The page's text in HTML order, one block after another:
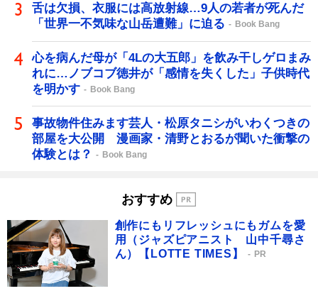
舌は欠損、衣服には高放射線…9人の若者が死んだ
「世界一不気味な山岳遭難」に迫る
Book Bang
心を病んだ母が「4Lの大五郎」を飲み干しゲロまみ
れに…ノブコブ徳井が「感情を失くした」子供時代
を明かす
Book Bang
事故物件住みます芸人・松原タニシがいわくつきの
部屋を大公開 漫画家・清野とおるが聞いた衝撃の
体験とは？
Book Bang
おすすめ
創作にもリフレッシュにもガムを愛
用（ジャズピアニスト 山中千尋さ
ん）【LOTTE TIMES】
PR